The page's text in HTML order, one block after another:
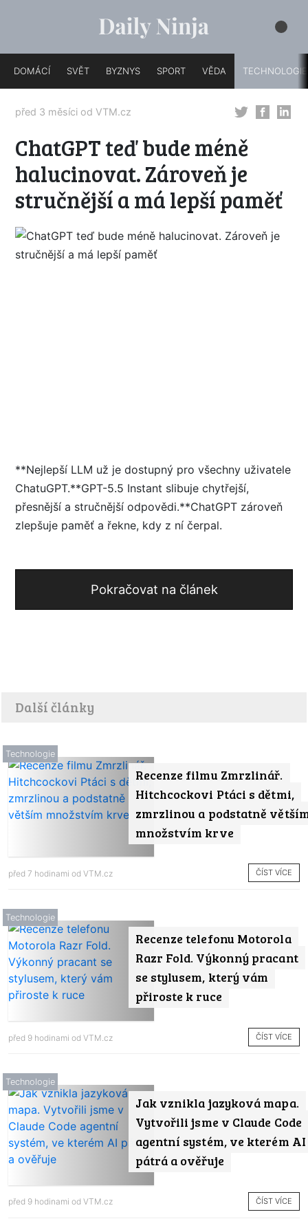
DOMÁCÍ SVĚT BYZNYS SPORT VĚDA TECHNOLOGIE
před 3 měsíci od VTM.cz
ChatGPT teď bude méně
halucinovat. Zároveň je
stručnější a má lepší paměť
**Nejlepší LLM už je dostupný pro všechny uživatele
ChatuGPT.**GPT-5.5 Instant slibuje chytřejší,
přesnější a stručnější odpovědi.**ChatGPT zároveň
zlepšuje paměť a řekne, kdy z ní čerpal.
Pokračovat na článek
Další články
Recenze filmu Zmrzlinář.
Hitchcockovi Ptáci s dětmi,
zmrzlinou a podstatně
množstvím krve
Technologie
před 7 hodinami od VTM.cz ČÍST VÍCE
Recenze telefonu Motorola
Razr Fold. Výkonný pracant
se stylusem, který vám
přiroste k ruce
Technologie
před 9 hodinami od VTM.cz ČÍST VÍCE
Jak vznikla jazyková mapa.
Vytvořili jsme v Claude Code
agentní systém, ve kterém AI
pátrá a ověřuje
Technologie
před 9 hodinami od VTM.cz ČÍST VÍCE